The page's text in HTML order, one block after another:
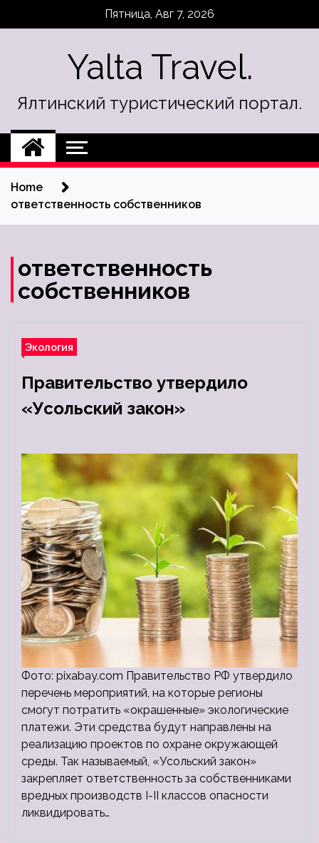
Пятница, Авг 7, 2026
Yalta Travel.
Ялтинский туристический портал.
Home
ответственность собственников
ответственность
собственников
Экология
Правительство утвердило
«Усольский закон»
Фото: pixabay.com Правительство РФ утвердило
перечень мероприятий, на которые регионы
смогут потратить «окрашенные» экологические
платежи. Эти средства будут направлены на
реализацию проектов по охране окружающей
среды. Так называемый, «Усольский закон»
закрепляет ответственность за собственниками
вредных производств I-II классов опасности
ликвидировать…